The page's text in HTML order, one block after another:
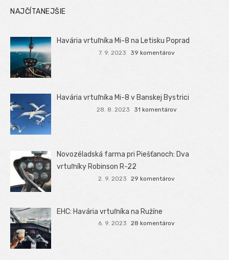
NAJČÍTANEJŠIE
Havária vrtuľníka Mi-8 na Letisku Poprad
7. 9. 2023 39 komentárov
Havária vrtuľníka Mi-8 v Banskej Bystrici
28. 8. 2023 31 komentárov
Novozéladská farma pri Piešťanoch: Dva
vrtuľníky Robinson R-22
2. 9. 2023 29 komentárov
EHC: Havária vrtuľníka na Ružíne
6. 9. 2023 28 komentárov